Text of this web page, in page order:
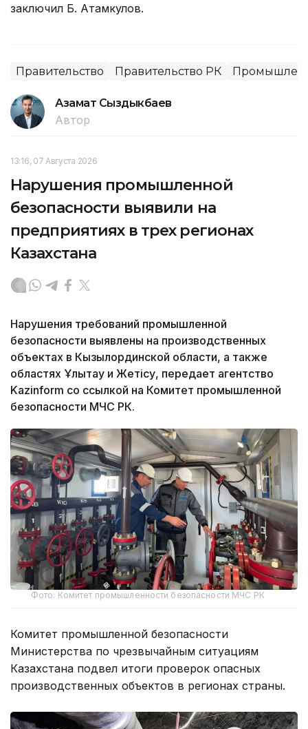
заключил Б. Атамкулов.
Правительство Правительство РК
Азамат Сыздыкбаев
Автор
13:16, 07 Августа 2026
Нарушения промышленной
безопасности выявили на
предприятиях в трех регионах
Казахстана
Нарушения требований промышленной
безопасности выявлены на производственных
объектах в Кызылординской области, а также
областях Ұлытау и Жетісу, передает агентство
Kazinform со ссылкой на Комитет промышленной
безопасности МЧС РК.
Фото: Комитет промышленности безопасности МЧС РК
Комитет промышленной безопасности
Министерства по чрезвычайным ситуациям
Казахстана подвел итоги проверок опасных
производственных объектов в регионах страны.